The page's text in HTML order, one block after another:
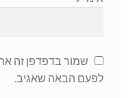
שמור בדפדפן זה
לפעם הבאה שאגיב.